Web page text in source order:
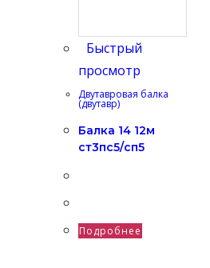
Быстрый
просмотр
Двутавровая балка
(двутавр)
Балка 14 12м
ст3пс5/сп5
Подробнее